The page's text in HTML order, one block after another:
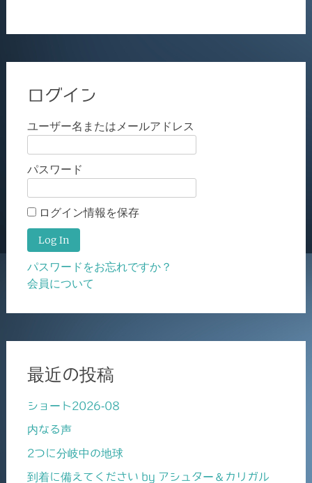
ログイン
ユーザー名またはメールアドレス
パスワード
ログイン情報を保存
パスワードをお忘れですか？
会員について
最近の投稿
ショート2026-08
内なる声
2つに分岐中の地球
到着に備えてください by アシュター＆カリガル